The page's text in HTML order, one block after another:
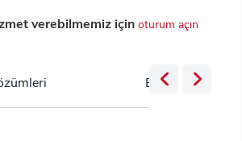
verebilmemiz içinoturum açın
Bulut Servisleri